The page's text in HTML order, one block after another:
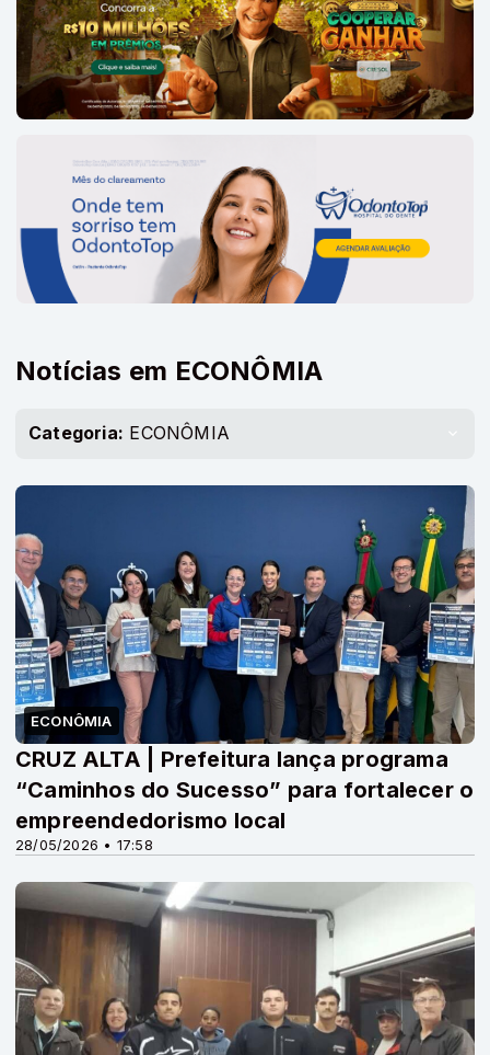
Notícias em ECONÔMIA
Categoria: ECONÔMIA
ECONÔMIA
28/05/2026 • 17:58
CRUZ ALTA | Prefeitura lança programa
“Caminhos do Sucesso” para fortalecer o
empreendedorismo local